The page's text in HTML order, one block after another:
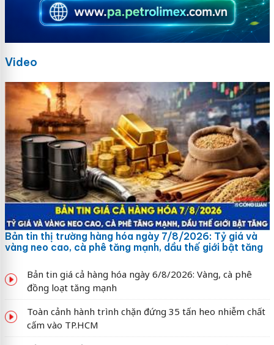
Video
Bản tin thị trường hàng hóa ngày 7/8/2026: Tỷ giá và
vàng neo cao, cà phê tăng mạnh, dầu thế giới bật tăng
Bản tin giá cả hàng hóa ngày 6/8/2026: Vàng, cà phê
đồng loạt tăng mạnh
Toàn cảnh hành trình chặn đứng 35 tấn heo nhiễm chất
cấm vào TP.HCM